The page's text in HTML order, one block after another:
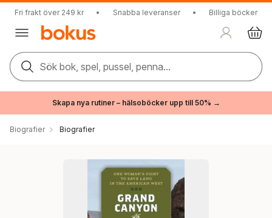
Fri frakt över 249 kr • Snabba leveranser • Billiga böcker
Sök bok, spel, pussel, penna...
Skapa nya rutiner – hälsoböcker upp till 50% →
Biografier Biografier